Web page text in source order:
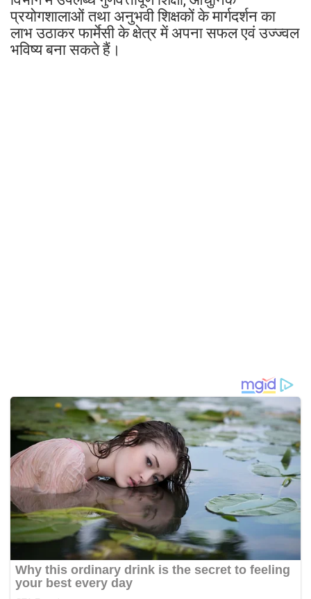
प्रयोगशालाओं तथा अनुभवी शिक्षकों के मार्गदर्शन का
लाभ उठाकर फार्मेसी के क्षेत्र में अपना सफल एवं उज्ज्वल
भविष्य बना सकते हैं।